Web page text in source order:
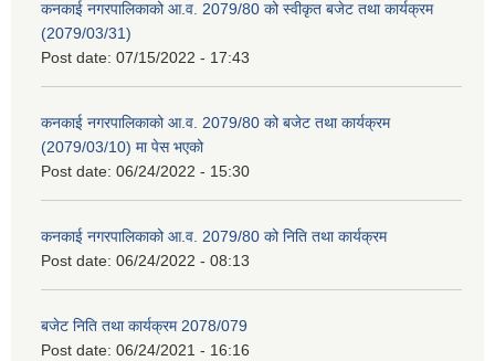
कनकाई नगरपालिकाको आ.व. 2079/80 को स्वीकृत बजेट तथा कार्यक्रम
(2079/03/31)
Post date: 07/15/2022 - 17:43
कनकाई नगरपालिकाको आ.व. 2079/80 को बजेट तथा कार्यक्रम
(2079/03/10) मा पेस भएको
Post date: 06/24/2022 - 15:30
कनकाई नगरपालिकाको आ.व. 2079/80 को निति तथा कार्यक्रम
Post date: 06/24/2022 - 08:13
बजेट निति तथा कार्यक्रम 2078/079
Post date: 06/24/2021 - 16:16